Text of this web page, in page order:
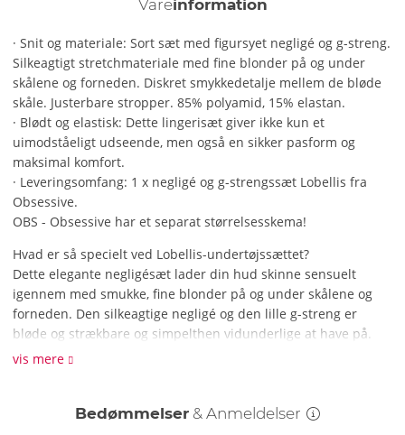
Vareinformation
· Snit og materiale: Sort sæt med figursyet negligé og g-streng.
Silkeagtigt stretchmateriale med fine blonder på og under
skålene og forneden. Diskret smykkedetalje mellem de bløde
skåle. Justerbare stropper. 85% polyamid, 15% elastan.
· Blødt og elastisk: Dette lingerisæt giver ikke kun et
uimodståeligt udseende, men også en sikker pasform og
maksimal komfort.
· Leveringsomfang: 1 x negligé og g-strengssæt Lobellis fra
Obsessive.
OBS - Obsessive har et separat størrelsesskema!
Hvad er så specielt ved Lobellis-undertøjssættet?
Dette elegante negligésæt lader din hud skinne sensuelt
igennem med smukke, fine blonder på og under skålene og
forneden. Den silkeagtige negligé og den lille g-streng er
bløde og strækbare og simpelthen vidunderlige at have på.
Forførelse kan være så behageligt!
Rengør negligé og g-streng med en skånsom håndvask med
mildt vaskemiddel.
vis mere
Bedømmelser & Anmeldelser